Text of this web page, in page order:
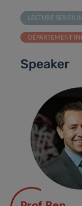
LECTURE SERIES
DÉPARTEMENT
Speaker